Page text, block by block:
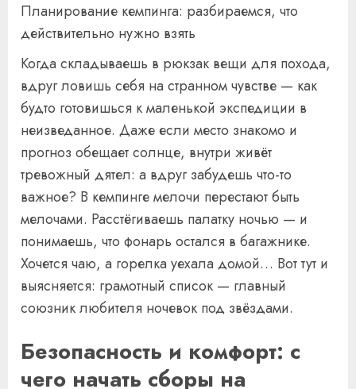
Планирование кемпинга: разбираемся, что
действительно нужно взять
Когда складываешь в рюкзак вещи для похода,
вдруг ловишь себя на странном чувстве — как
будто готовишься к маленькой экспедиции в
неизведанное. Даже если место знакомо и
прогноз обещает солнце, внутри живёт
тревожный дятел: а вдруг забудешь что-то
важное? В кемпинге мелочи перестают быть
мелочами. Расстёгиваешь палатку ночью — и
понимаешь, что фонарь остался в багажнике.
Хочется чаю, а горелка уехала домой… Вот тут и
выясняется: грамотный список — главный
союзник любителя ночевок под звёздами.
Безопасность и комфорт: с
чего начать сборы на